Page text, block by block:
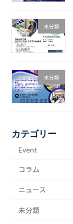
未分類
未分類
カテゴリー
Event
コラム
ニュース
未分類